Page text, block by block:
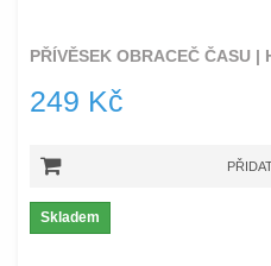
PŘÍVĚSEK OBRACEČ ČASU |
249 Kč
Skladem